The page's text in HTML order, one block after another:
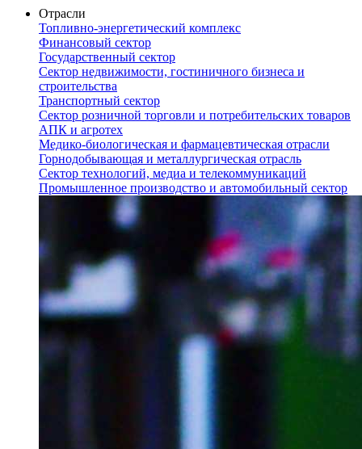
Отрасли
Топливно-энергетический комплекс
Финансовый сектор
Государственный сектор
Сектор недвижимости, гостиничного бизнеса и
строительства
Транспортный сектор
Сектор розничной торговли и потребительских товаров
АПК и агротех
Медико-биологическая и фармацевтическая отрасли
Горнодобывающая и металлургическая отрасль
Сектор технологий, медиа и телекоммуникаций
Промышленное производство и автомобильный сектор